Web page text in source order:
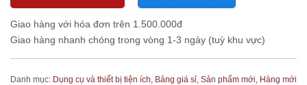
Giao hàng với hóa đơn trên 1.500.000đ
Giao hàng nhanh chóng trong vòng 1-3 ngày (tuỳ khu vực)
Danh mục: Dụng cụ và thiết bị tiện ích, Bảng giá sỉ, Sản phẩm mới, Hàng mới